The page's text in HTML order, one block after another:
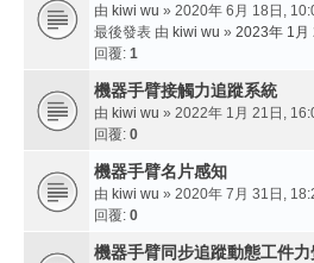
由 kiwi wu » 2020年 6月 18日,
最後發表 由 kiwi wu » 2023年 1月
回覆: 1
機器手臂接觸力追蹤系統
由 kiwi wu » 2022年 1月 21日,
回覆: 0
機器手臂名片感知
由 kiwi wu » 2020年 7月 31日,
回覆: 0
機器手臂同步追蹤動態工件力